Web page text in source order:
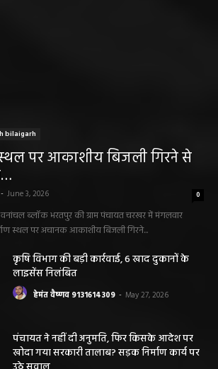
bilaigarh
स्थल पर आकाशीय बिजली गिरने से
- June 3, 2026 0
ब्लॉक भरतपुर की ग्राम पंचायत चरखर में मंगलवार
स्थल पर अचानक आकाशीय बिजली गिरने...
कृषि विभाग की बड़ी कार्रवाई, 6 खाद दुकानों के
लाइसेंस निलंबित
हेमंत वैष्णव 9131614309 - May 27, 2026
पंचायत ने नहीं दी अनुमति, फिर किसके आदेश पर
खोदा गया सरकारी तालाब? सड़क निर्माण कार्य पर